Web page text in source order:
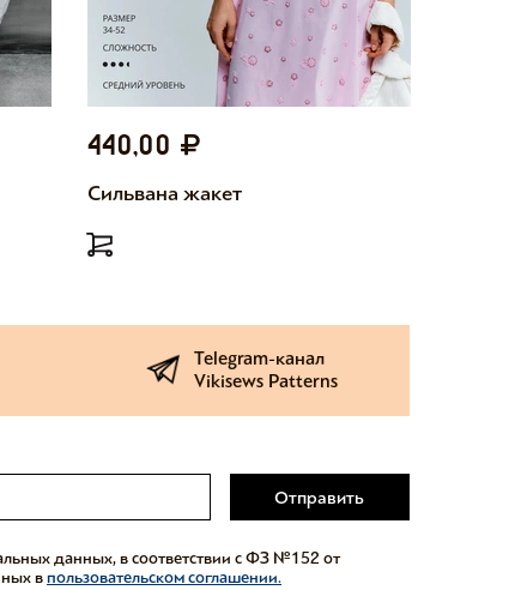
440,00
Сильвана жакет
Telegram-канал
Vikisews Patterns
Отправить
данных, в соответствии с ФЗ №152 от
впользовательском соглашении.